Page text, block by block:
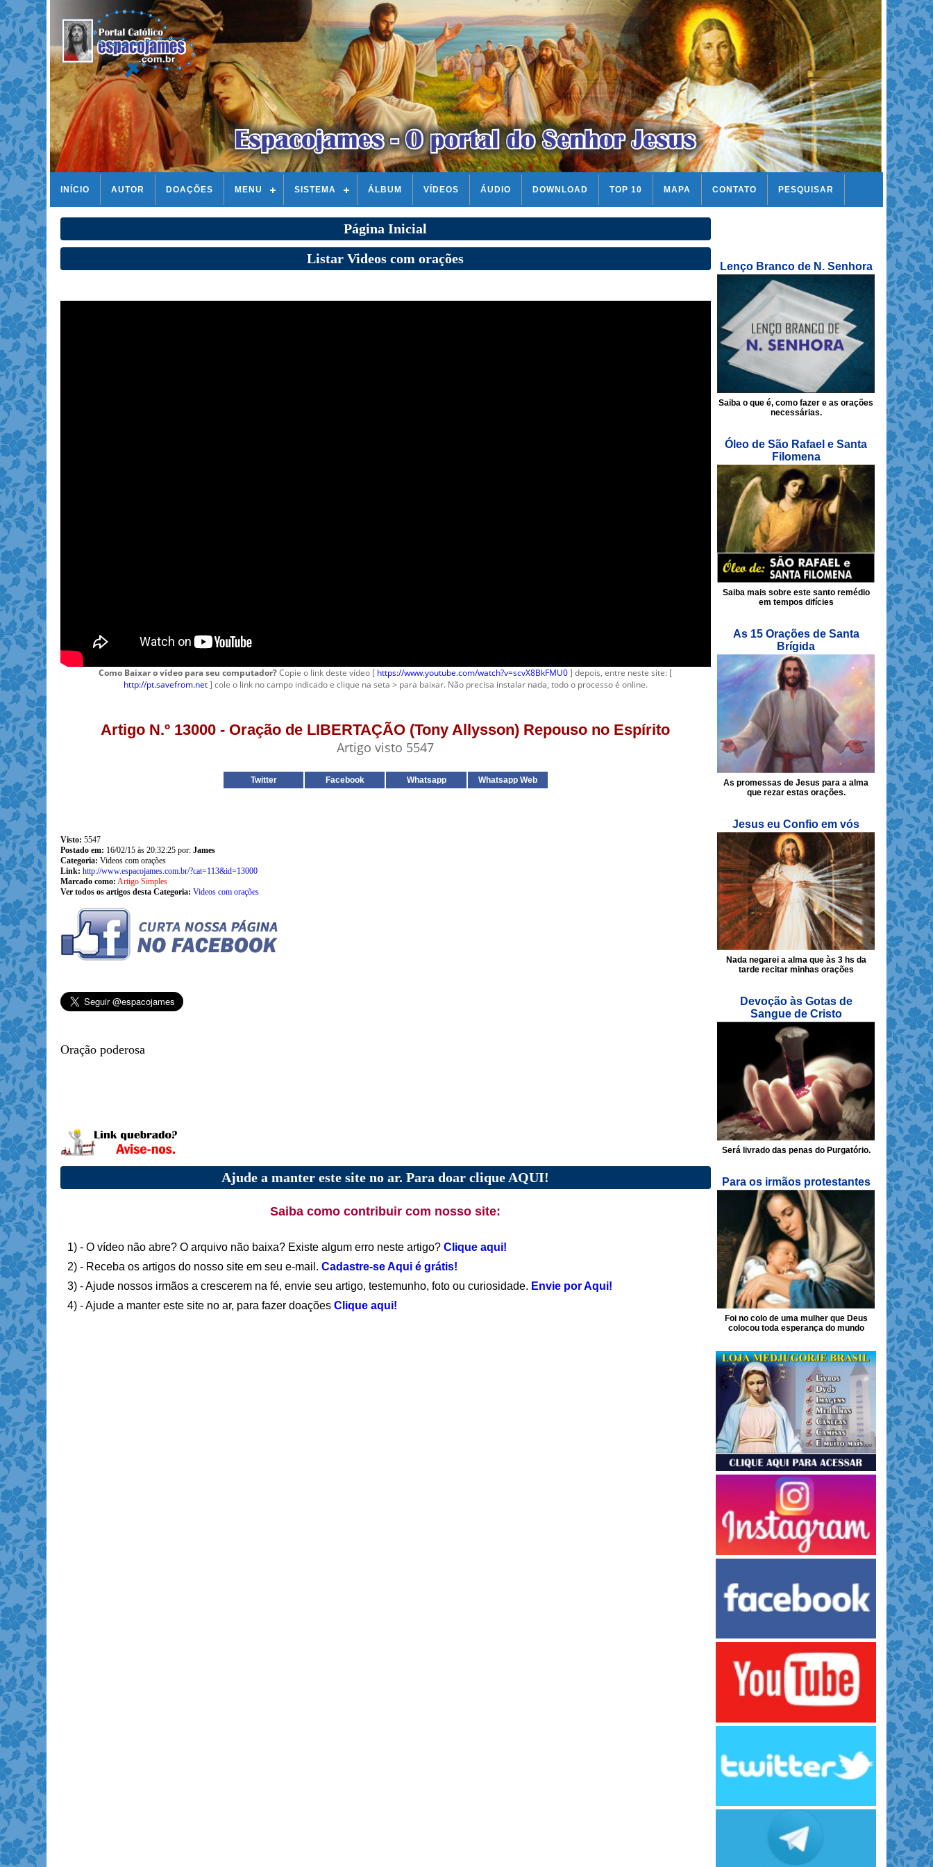
INÍCIO AUTOR DOAÇÕES MENU SISTEMA ÁLBUM VÍDEOS ÁUDIO DOWNLOAD TOP 10 MAPA CONTATO PESQUISAR
Página Inicial
Listar Videos com orações
Como Baixar o vídeo para seu computador?Copie o link deste vídeo [ https://www.youtube.com/watch?v=scvX8BkFMU0] depois, entre neste site: [
http://pt.savefrom.net] cole o link no campo indicado e clique na seta > para baixar. Não precisa instalar nada, todo o processo é online.
Artigo N.º 13000 - Oração de LIBERTAÇÃO (Tony Allysson) Repouso no Espírito
Artigo visto 5547
Twitter Facebook Whatsapp Whatsapp Web
Visto: 5547
Postado em: 16/02/15 às 20:32:25 por: James
Categoria: Videos com orações
Link: http://www.espacojames.com.br/?cat=113&id=13000
Marcado como: Artigo Simples
Ver todos os artigos desta Categoria: Videos com orações
Oração poderosa
Ajude a manter este site no ar. Para doar clique AQUI!
Saiba como contribuir com nosso site:
1) - O vídeo não abre? O arquivo não baixa? Existe algum erro neste artigo? Clique aqui!
2) - Receba os artigos do nosso site em seu e-mail. Cadastre-se Aqui é grátis!
3) - Ajude nossos irmãos a crescerem na fé, envie seu artigo, testemunho, foto ou curiosidade. Envie por Aqui!
4) - Ajude a manter este site no ar, para fazer doações Clique aqui!
Lenço Branco de N. Senhora
Saiba o que é, como fazer e as orações
necessárias.
Óleo de São Rafael e Santa
Filomena
Saiba mais sobre este santo remédio
em tempos difícies
As 15 Orações de Santa
Brígida
As promessas de Jesus para a alma
que rezar estas orações.
Jesus eu Confio em vós
Nada negarei a alma que às 3 hs da
tarde recitar minhas orações
Devoção às Gotas de
Sangue de Cristo
Será livrado das penas do Purgatório.
Para os irmãos protestantes
Foi no colo de uma mulher que Deus
colocou toda esperança do mundo